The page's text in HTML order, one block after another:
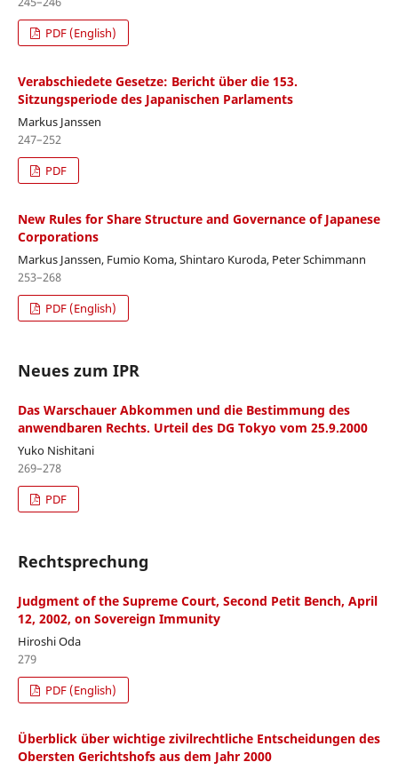
PDF (English)
Verabschiedete Gesetze: Bericht über die 153.
Sitzungsperiode des Japanischen Parlaments
Markus Janssen
247–252
PDF
New Rules for Share Structure and Governance of Japanese
Corporations
Markus Janssen, Fumio Koma, Shintaro Kuroda, Peter Schimmann
253–268
PDF (English)
Neues zum IPR
Das Warschauer Abkommen und die Bestimmung des
anwendbaren Rechts. Urteil des DG Tokyo vom 25.9.2000
Yuko Nishitani
269–278
PDF
Rechtsprechung
Judgment of the Supreme Court, Second Petit Bench, April
12, 2002, on Sovereign Immunity
Hiroshi Oda
279
PDF (English)
Überblick über wichtige zivilrechtliche Entscheidungen des
Obersten Gerichtshofs aus dem Jahr 2000